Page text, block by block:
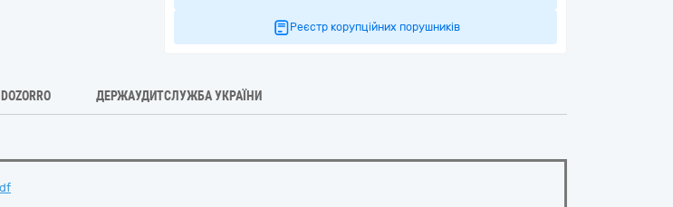
Реєстр корупційних порушників
DOZORRO ДЕРЖАУДИТСЛУЖБА УКРАЇНИ